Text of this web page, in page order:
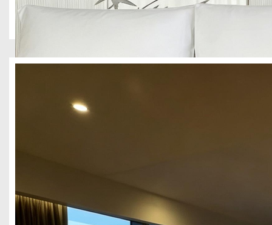
壹西格玛酒店装修团队承接青城山 2190 平方米民宿全案设计，跳
舒适度的特色民宿，为青城山下文旅住宿提供差异化设计范本。